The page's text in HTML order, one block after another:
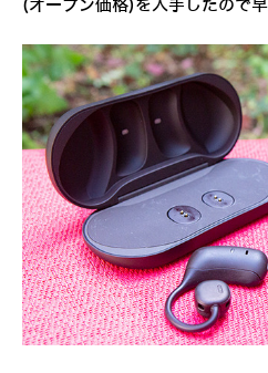
(オープン価格)を入手したので